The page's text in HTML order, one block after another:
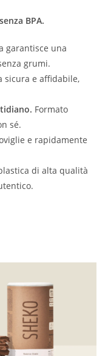
BPA.
garantisce una
grumi.
sicura e affidabile,
Formato
sé.
e rapidamente
di alta qualità